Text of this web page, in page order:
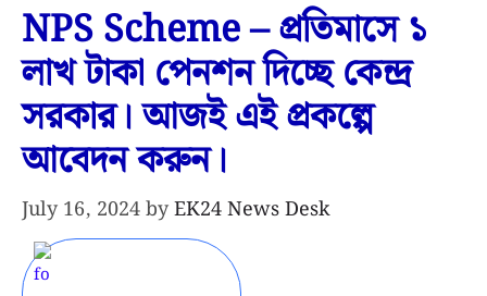
NPS Scheme – প্রতিমাসে ১
লাখ টাকা পেনশন দিচ্ছে কেন্দ্র
সরকার। আজই এই প্রকল্পে
আবেদন করুন।
July 16, 2024byEK24 News Desk